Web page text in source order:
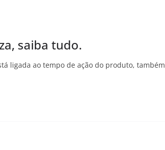
saiba tudo.
ligada ao tempo de ação do produto, também